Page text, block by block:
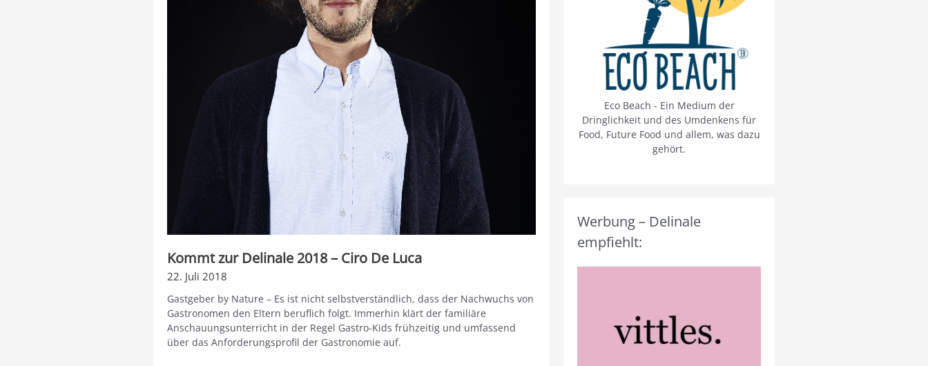
Kommt zur Delinale 2018 – Ciro De Luca
22. Juli 2018
Gastgeber by Nature – Es ist nicht selbstverständlich, dass der Nachwuchs von
Gastronomen den Eltern beruflich folgt. Immerhin klärt der familiäre
Anschauungsunterricht in der Regel Gastro-Kids frühzeitig und umfassend
über das Anforderungsprofil der Gastronomie auf.
Eco Beach - Ein Medium der
Dringlichkeit und des Umdenkens für
Food, Future Food und allem, was dazu
gehört.
Werbung – Delinale
empfiehlt: